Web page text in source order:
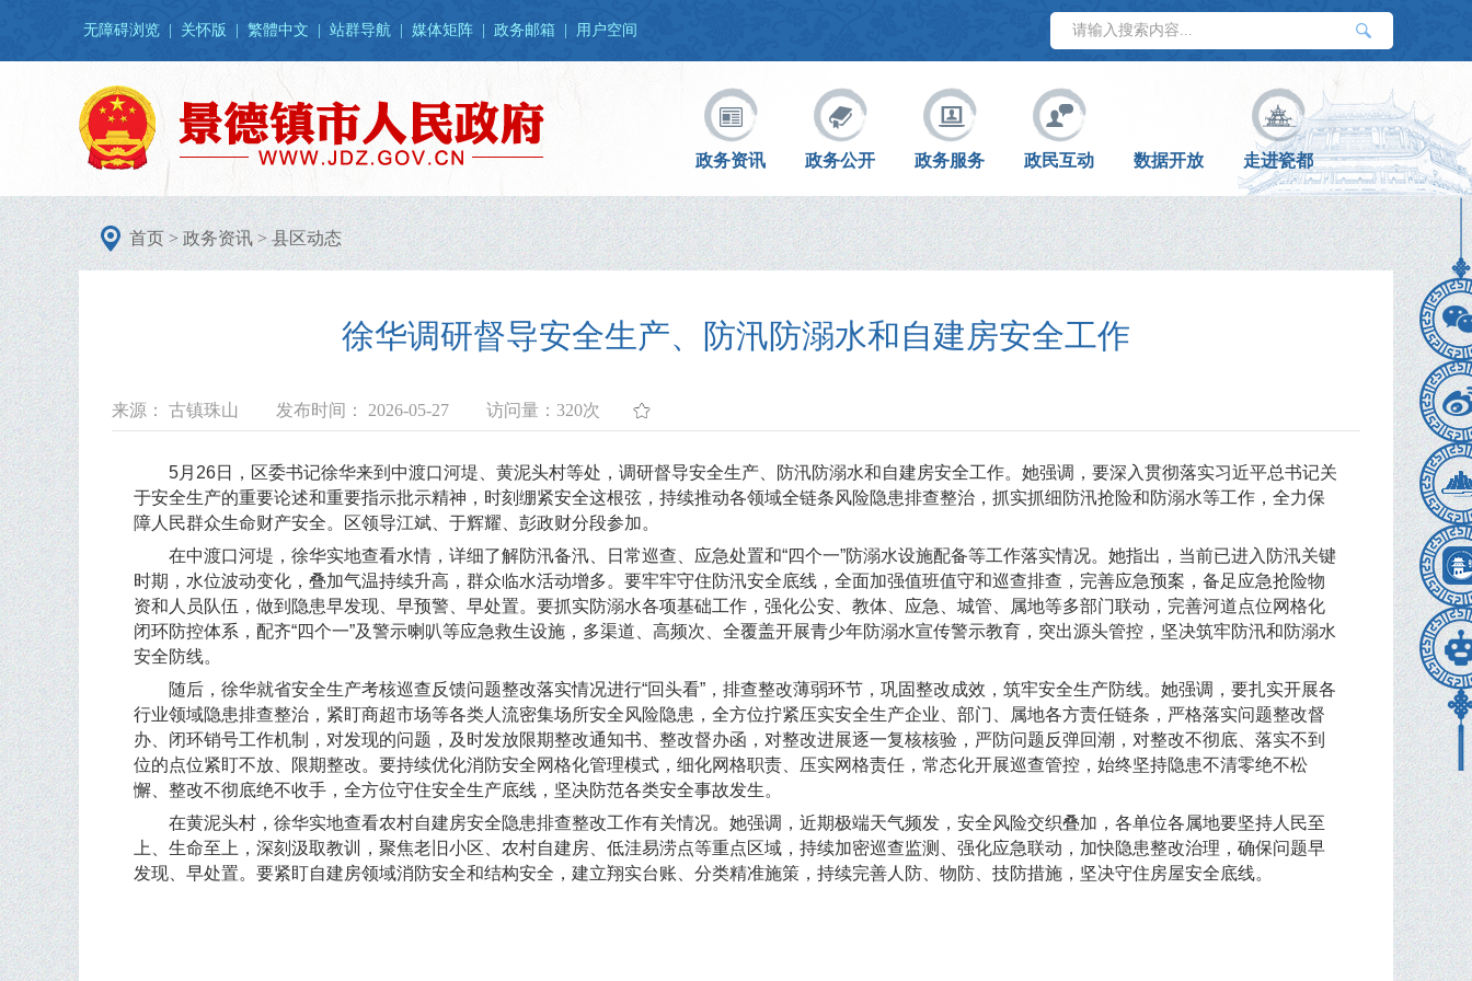
无障碍浏览 关怀版 繁體中文 站群导航 媒体矩阵 政务邮箱 用户空间
政务资讯 政务公开 政务服务 政民互动 数据开放 走进瓷都
首页>政务资讯>县区动态
徐华调研督导安全生产、防汛防溺水和自建房安全工作
来源： 古镇珠山 发布时间： 2026-05-27 访问量： 320次
5月26日，区委书记徐华来到中渡口河堤、黄泥头村等处，调研督导安全生产、防汛防溺水和自建房安全工作。她强调，要深入贯彻落实习近平总书记关
于安全生产的重要论述和重要指示批示精神，时刻绷紧安全这根弦，持续推动各领域全链条风险隐患排查整治，抓实抓细防汛抢险和防溺水等工作，全力保
障人民群众生命财产安全。区领导江斌、于辉耀、彭政财分段参加。
在中渡口河堤，徐华实地查看水情， 详细了解防汛备汛、日常巡查、应急处置和“四个一”防溺水设施配备等工作落实情况。她指出，当前已进入防汛关键
时期，水位波动变化，叠加气温持续升高，群众临水活动增多。要牢牢守住防汛安全底线，全面加强值班值守和巡查排查，完善应急预案，备足应急抢险物
资和人员队伍，做到隐患早发现、早预警、早处置。要抓实防溺水各项基础工作，强化公安、教体、应急、城管、属地等多部门联动，完善河道点位网格化
闭环防控体系， 配齐“四个一”及警示喇叭等应急救生设施，多渠道、高频次、全覆盖开展青少年防溺水宣传警示教育，突出源头管控，坚决筑牢防汛和防溺水
安全防线。
随后， 徐华就省安全生产考核巡查反馈问题整改落实情况进行“回头看”，排查整改薄弱环节，巩固整改成效，筑牢安全生产防线。她强调，要扎实开展各
行业领域隐患排查整治，紧盯商超市场等各类人流密集场所安全风险隐患，全方位拧紧压实安全生产企业、部门、属地各方责任链条，严格落实问题整改督
办、闭环销号工作机制，对发现的问题，及时发放限期整改通知书、整改督办函，对整改进展逐一复核核验，严防问题反弹回潮，对整改不彻底、落实不到
位的点位紧盯不放、限期整改。要持续优化消防安全网格化管理模式，细化网格职责、压实网格责任，常态化开展巡查管控，始终坚持隐患不清零绝不松
懈、整改不彻底绝不收手，全方位守住安全生产底线，坚决防范各类安全事故发生。
在黄泥头村，徐华实地查看农村自建房安全隐患排查整改工作有关情况。她强调，近期极端天气频发，安全风险交织叠加，各单位各属地要坚持人民至
上、生命至上，深刻汲取教训，聚焦老旧小区、农村自建房、低洼易涝点等重点区域，持续加密巡查监测、强化应急联动，加快隐患整改治理，确保问题早
发现、早处置。要紧盯自建房领域消防安全和结构安全，建立翔实台账、分类精准施策，持续完善人防、物防、技防措施，坚决守住房屋安全底线。